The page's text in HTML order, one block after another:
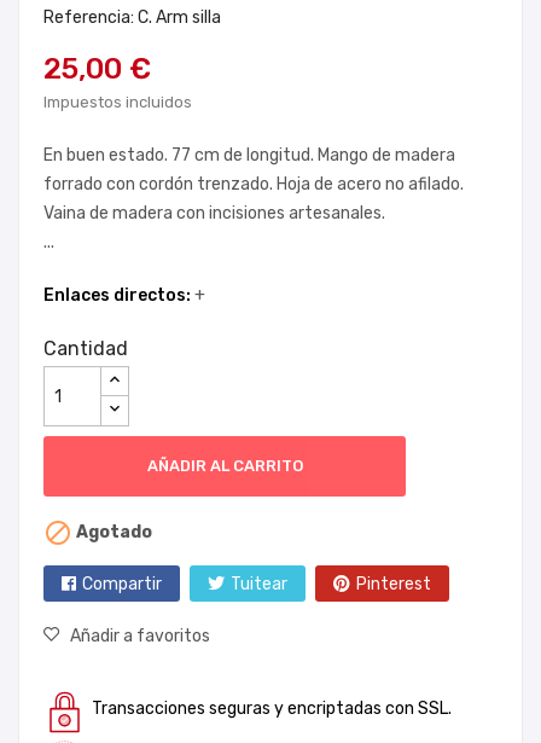
Referencia: C. Arm silla
25,00 €
Impuestos incluidos
En buen estado. 77 cm de longitud. Mango de madera
forrado con cordón trenzado. Hoja de acero no afilado.
Vaina de madera con incisiones artesanales.
...
Enlaces directos: +
Cantidad
AÑADIR AL CARRITO
 Agotado
Compartir Tuitear Pinterest
Añadir a favoritos
Transacciones seguras y encriptadas con SSL.